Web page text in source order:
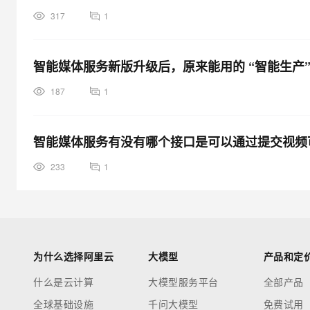
317 1
智能媒体服务新版升级后，原来能用的 “智能生
187 1
智能媒体服务有没有哪个接口是可以通过提交视
233 1
为什么选择阿里云
什么是云计算
全球基础设施
大模型
大模型服务平台
千问大模型
产品和定
全部产品
免费试用